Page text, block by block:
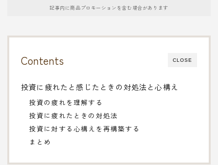
記事内に商品プロモーションを含む場合があります
CLOSE
Contents
投資に疲れたと感じたときの対処法と心構え
投資の疲れを理解する
投資に疲れたときの対処法
投資に対する心構えを再構築する
まとめ